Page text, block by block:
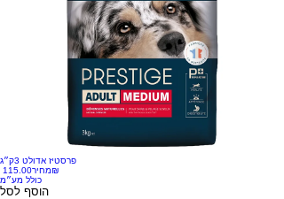
פרסטיז אדולט 3ק״ג
מחיר‏115.00 ‏₪
כולל מע״מ
הוסף לסל